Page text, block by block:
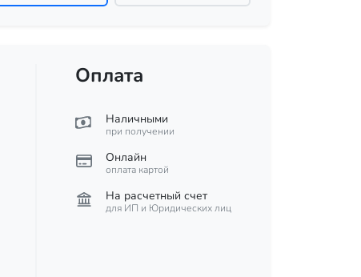
Оплата
Наличными
при получении
Онлайн
оплата картой
На расчетный счет
для ИП и Юридических лиц